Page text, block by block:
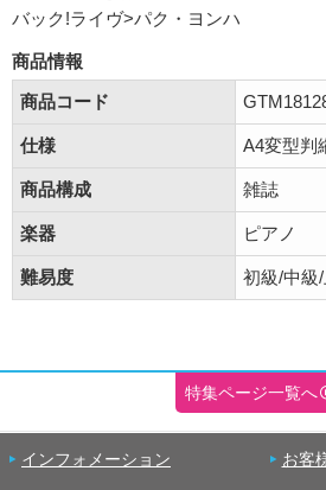
バック!ライヴ>パク・ヨンハ
商品情報
商品コード
仕様 A4変型判
商品構成 雑誌
楽器 ピアノ
難易度 初級/中級/
特集ページ一覧へ
インフォメーション お客